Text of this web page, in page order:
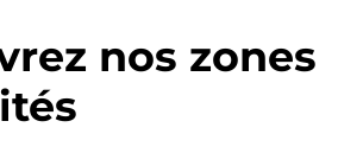
nos zones